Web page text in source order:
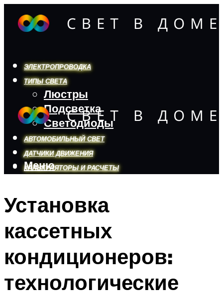
ЭЛЕКТРОПРОВОДКА
ТИПЫ СВЕТА
Люстры
Подсветка
Светодиоды
АВТОМОБИЛЬНЫЙ СВЕТ
ДАТЧИКИ ДВИЖЕНИЯ
КАЛЬКУЛЯТОРЫ И РАСЧЕТЫ
Меню
Меню
Установка
кассетных
кондиционеров:
технологические